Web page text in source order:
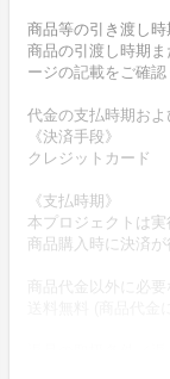
商品等の引き渡し
商品の引渡し時期
ージの記載をご確認
代金の支払時期およ
《決済手段》
クレジットカード
《支払時期》
本プロジェクトは実
商品購入時に決済が
商品代金以外に必